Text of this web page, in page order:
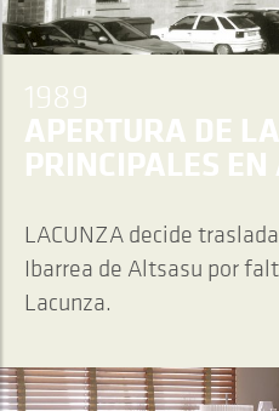
1989
APERTURA DE
PRINCIPALES
LACUNZA decide
Ibarrea de Altsasu por
Lacunza.